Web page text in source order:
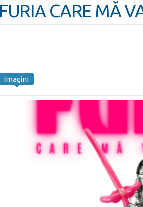
FURIA CARE MĂ
Imagini